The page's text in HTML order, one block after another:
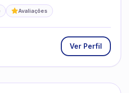
Avaliações
Ver Perfil